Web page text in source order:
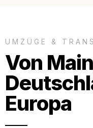
UMZÜGE &
Von
Europa